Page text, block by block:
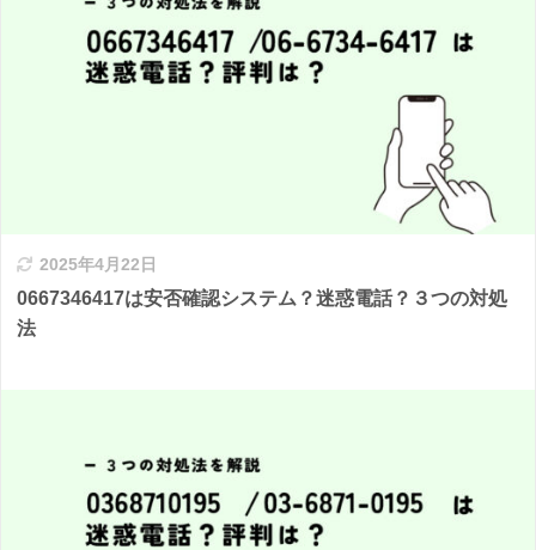
2025年4月22日
0667346417は安否確認システム？迷惑電話？３つの対処
法